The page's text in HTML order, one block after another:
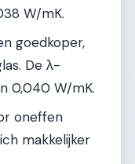
W/mK.
goedkoper,
De λ-
0,040 W/mK.
oneffen
makkelijker